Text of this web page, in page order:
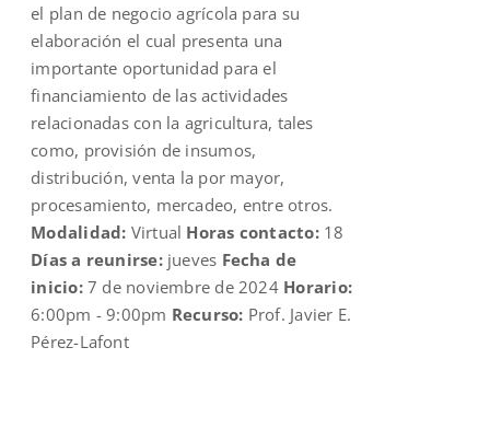
el plan de negocio agrícola para su
elaboración el cual presenta una
importante oportunidad para el
financiamiento de las actividades
relacionadas con la agricultura, tales
como, provisión de insumos,
distribución, venta la por mayor,
procesamiento, mercadeo, entre otros.
Modalidad: Virtual Horas contacto:18
Días a reunirse: jueves Fecha de
inicio: 7 de noviembre de 2024 Horario:
6:00pm - 9:00pm Recurso: Prof. Javier E.
Pérez-Lafont